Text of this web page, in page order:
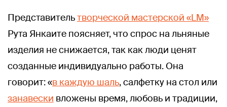
Представительтворческой мастерской «LM»
Рута Янкаите поясняет, что спрос на льняные
изделия не снижается, так как люди ценят
созданные индивидуально работы. Она
говорит: «в каждую шаль, салфетку на стол или
занавески вложены время, любовь и традиции,